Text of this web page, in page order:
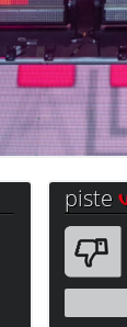
piste